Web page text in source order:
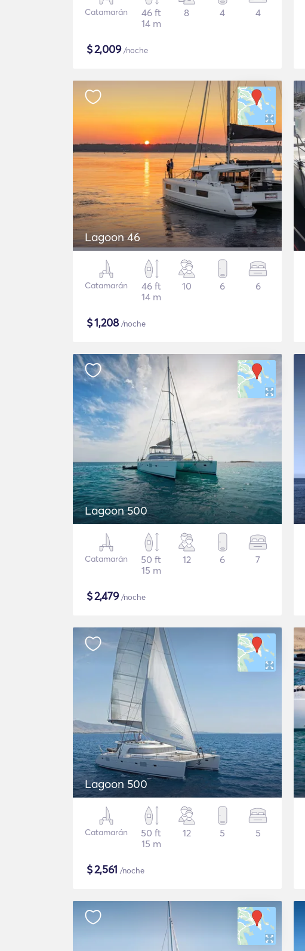
Catamarán
46 ft
14 m
8 4 4
$2,009/noche
Lagoon 46
Catamarán
46 ft
14 m
10 6 6
$1,208/noche
Lagoon 500
Catamarán
50 ft
15 m
12 6 7
$2,479/noche
Lagoon 500
Catamarán
50 ft
15 m
12 5 5
$2,561 /noche